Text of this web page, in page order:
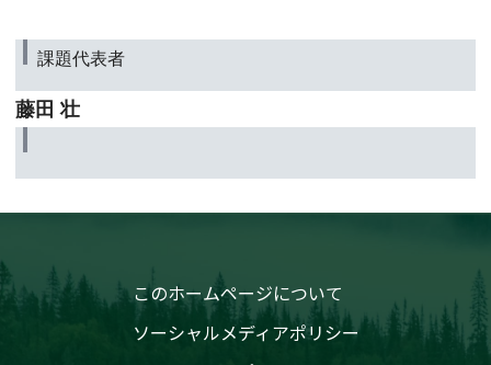
課題代表者
藤田 壮
このホームページについて
ソーシャルメディアポリシー